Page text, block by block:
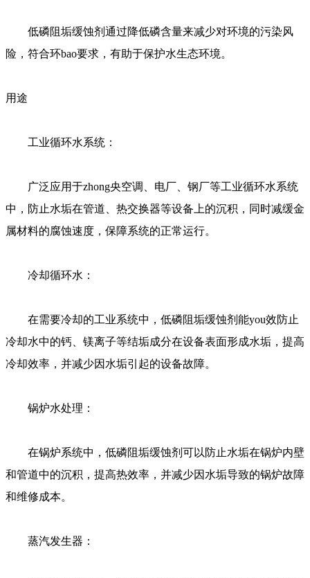
低磷阻垢缓蚀剂 通过降低磷含量来减少对环境的污染风
险，符合环bao要求，有助于保护水生态环境。
用途
工业循环水系统：
广泛应用于zhong央空调、电厂、钢厂等工业循环水系统
中，防止水垢在管道、热交换器等设备上的沉积，同时减缓金
属材料的腐蚀速度，保障系统的正常运行。
冷却循环水：
在需要冷却的工业系统中，低磷阻垢缓蚀剂能you效防止
冷却水中的钙、镁离子等结垢成分在设备表面形成水垢，提高
冷却效率，并减少因水垢引起的设备故障。
锅炉水处理：
在锅炉系统中，低磷阻垢缓蚀剂可以防止水垢在锅炉内壁
和管道中的沉积，提高热效率，并减少因水垢导致的锅炉故障
和维修成本。
蒸汽发生器：